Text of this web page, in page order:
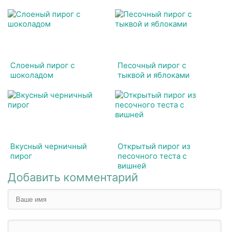
Слоеный пирог с
шоколадом
Песочный пирог с
тыквой и яблоками
Вкусный черничный
пирог
Открытый пирог из
песочного теста с
вишней
Добавить комментарий